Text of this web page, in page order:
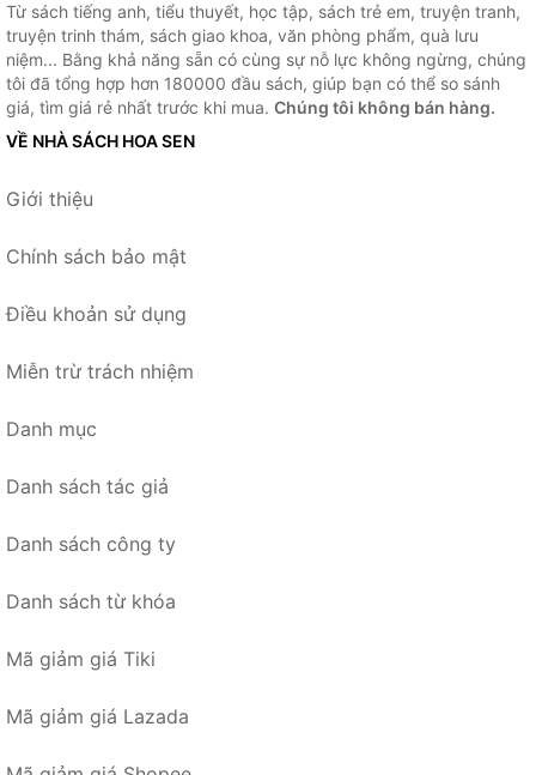
Từ sách tiếng anh, tiểu thuyết, học tập, sách trẻ em, truyện tranh,
truyện trinh thám, sách giao khoa, văn phòng phẩm, quà lưu
niệm... Bằng khả năng sẵn có cùng sự nỗ lực không ngừng, chúng
tôi đã tổng hợp hơn 180000 đầu sách, giúp bạn có thể so sánh
giá, tìm giá rẻ nhất trước khi mua. Chúng tôi không bán hàng.
VỀ NHÀ SÁCH HOA SEN
Giới thiệu
Chính sách bảo mật
Điều khoản sử dụng
Miễn trừ trách nhiệm
Danh mục
Danh sách tác giả
Danh sách công ty
Danh sách từ khóa
Mã giảm giá Tiki
Mã giảm giá Lazada